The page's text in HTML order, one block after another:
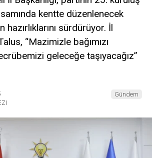
kentte düzenlenecek
sürdürüyor. İl
“Mazimizle bağımızı
geleceğe taşıyacağız”
Gündem